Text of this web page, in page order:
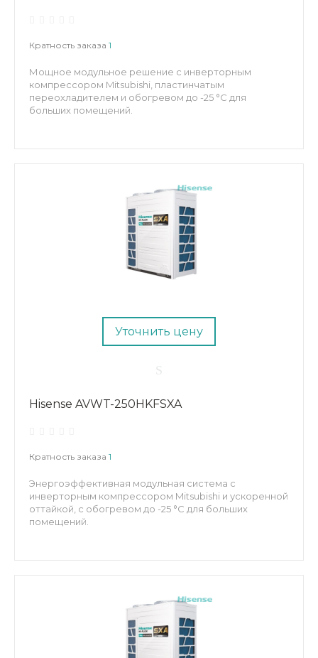
Кратность заказа 1
Мощное модульное решение с инверторным
компрессором Mitsubishi, пластинчатым
переохладителем и обогревом до -25 °C для
больших помещений.
Уточнить цену
Hisense AVWT-250HKFSXA
Кратность заказа 1
Энергоэффективная модульная система с
инверторным компрессором Mitsubishi и ускоренной
оттайкой, с обогревом до -25 °C для больших
помещений.